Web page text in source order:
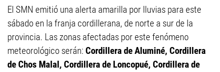
El SMN emitió una alerta amarilla por lluvias para este
sábado en la franja cordillerana, de norte a sur de la
provincia. Las zonas afectadas por este fenómeno
meteorológico serán: Cordillera de Aluminé, Cordillera
de Chos Malal, Cordillera de Loncopué, Cordillera de